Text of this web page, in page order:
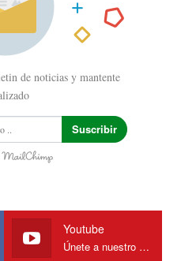
de noticias y mantente
Suscribir
Youtube
Únete a nuestro canal de Youtube